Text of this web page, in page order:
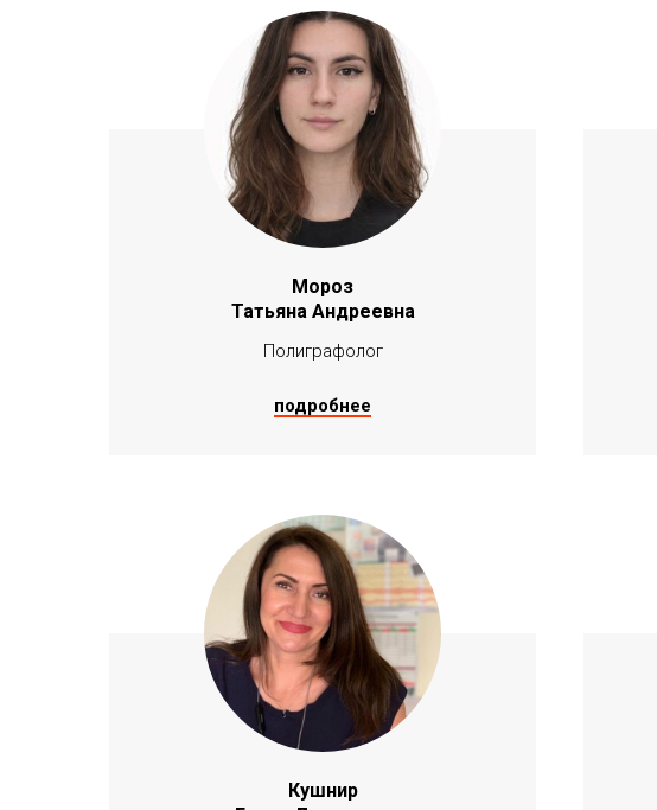
Мороз
Татьяна Андреевна
Полиграфолог
подробнее
Кушнир